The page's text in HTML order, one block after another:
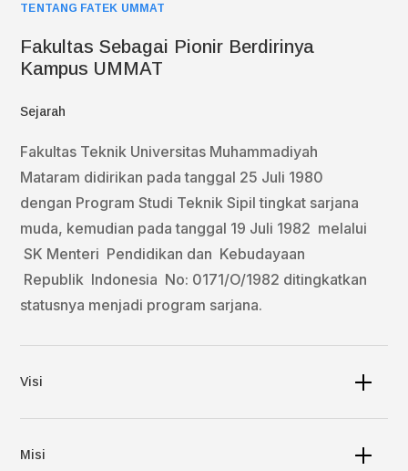
TENTANG FATEK UMMAT
Fakultas Sebagai Pionir Berdirinya
Kampus UMMAT
Sejarah
Fakultas Teknik Universitas Muhammadiyah
Mataram didirikan pada tanggal 25 Juli 1980
dengan Program Studi Teknik Sipil tingkat sarjana
muda, kemudian pada tanggal 19 Juli 1982 melalui
SK Menteri Pendidikan dan Kebudayaan
Republik Indonesia No: 0171/O/1982 ditingkatkan
statusnya menjadi program sarjana.
Visi
Misi